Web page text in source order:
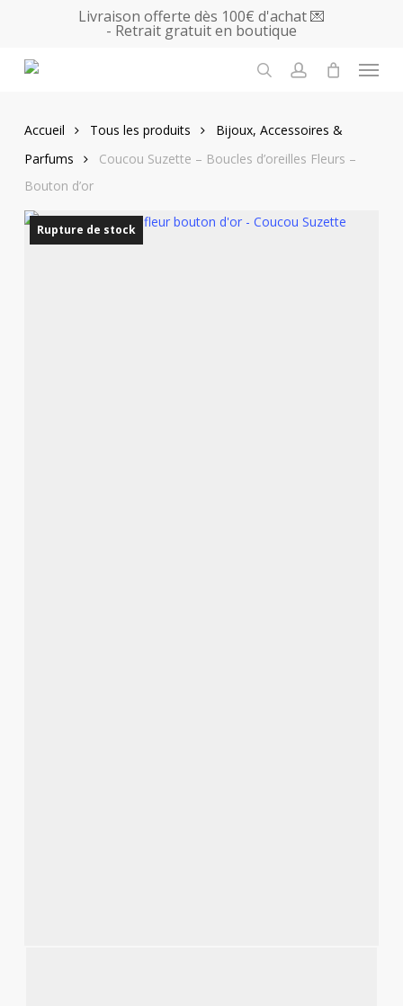
main
Livraison offerte dès 100€ d'achat 💌
- Retrait gratuit en boutique
Menu
Accueil Tous les produits
Bijoux, Accessoires &
Parfums
Coucou Suzette – Boucles d’oreilles Fleurs –
Bouton d’or
Rupture de stock